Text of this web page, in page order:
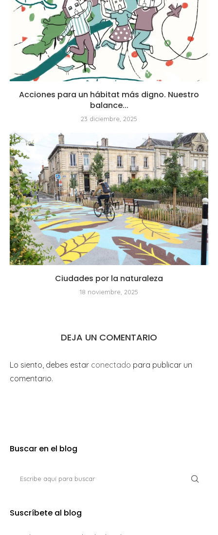
Acciones para un hábitat más digno. Nuestro
balance...
23 diciembre, 2025
Ciudades por la naturaleza
18 noviembre, 2025
DEJA UN COMENTARIO
Lo siento, debes estar conectado para publicar un
comentario.
Buscar en el blog
Suscríbete al blog